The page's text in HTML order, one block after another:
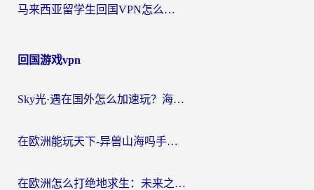
马来西亚留学生回国VPN怎么选？3个避坑点+1款实测好用的加速器推荐
回国游戏vpn
Sky光·遇在国外怎么加速玩？海外党亲测有效的国服游戏加速指南
在欧洲能玩天下-异兽山海吗手游？海外玩家的加速器生存指南
在欧洲怎么打绝地求生：未来之役不卡？留学生亲测的加速器避坑指南